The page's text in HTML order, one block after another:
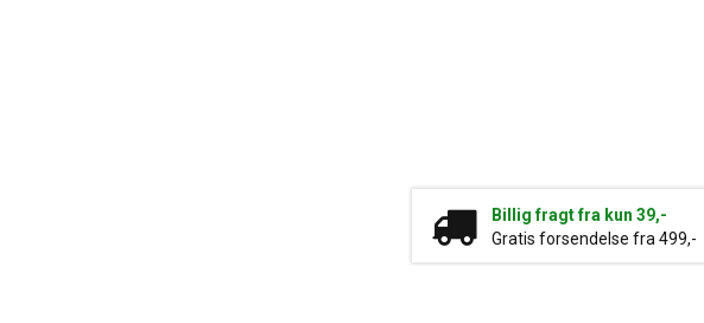
Billig fragt fra kun 39,-
Gratis forsendelse fra 499,-